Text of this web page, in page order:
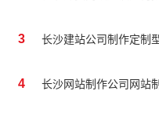
3 长沙建站公司制作定制
4 长沙网站制作公司网站